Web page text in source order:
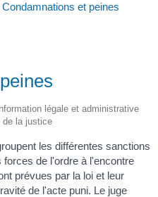
Condamnations et peines
légale et administrative
de la justice
les différentes sanctions
forces de l'ordre à l'encontre
prévues par la loi et leur
de l'acte puni. Le juge